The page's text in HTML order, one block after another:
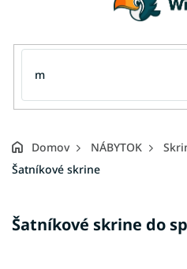
Domov NÁBYTOK
Šatníkové skrine
Šatníkové skrine do